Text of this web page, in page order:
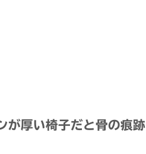
が厚い椅子だと骨の痕跡